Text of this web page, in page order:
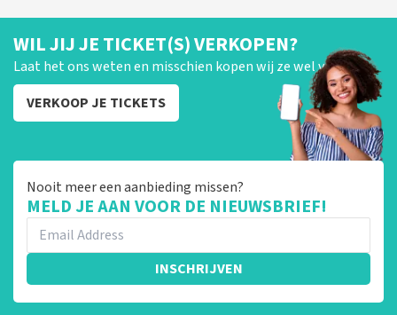
WIL JIJ JE TICKET(S) VERKOPEN?
Laat het ons weten en misschien kopen wij ze wel van je!
VERKOOP JE TICKETS
Nooit meer een aanbieding missen?
MELD JE AAN VOOR DE NIEUWSBRIEF!
INSCHRIJVEN